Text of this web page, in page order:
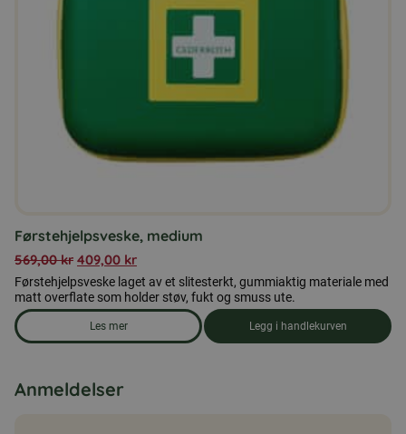
Førstehjelpsveske, medium
569,00kr 409,00 kr
Førstehjelpsveske laget av et slitesterkt, gummiaktig materiale med
matt overflate som holder støv, fukt og smuss ute.
Les mer
om produkten Førstehjelpsveske, medium
Legg i handlekurven
Anmeldelser